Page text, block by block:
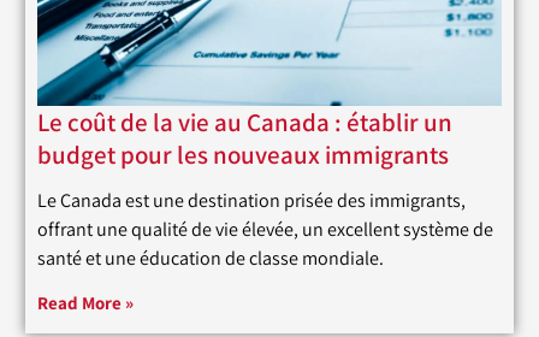
Le coût de la vie au Canada : établir un
budget pour les nouveaux immigrants
Le Canada est une destination prisée des immigrants,
offrant une qualité de vie élevée, un excellent système de
santé et une éducation de classe mondiale.
Read More »